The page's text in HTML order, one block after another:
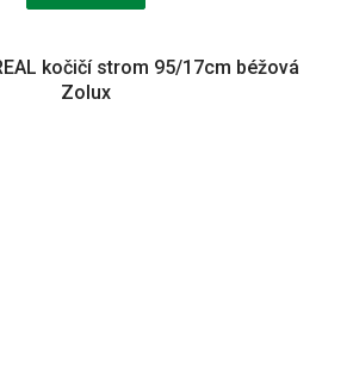
kočičí strom 95/17cm béžová
Zolux